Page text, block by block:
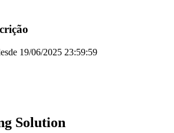
19/06/2025 23:59:59
Solution